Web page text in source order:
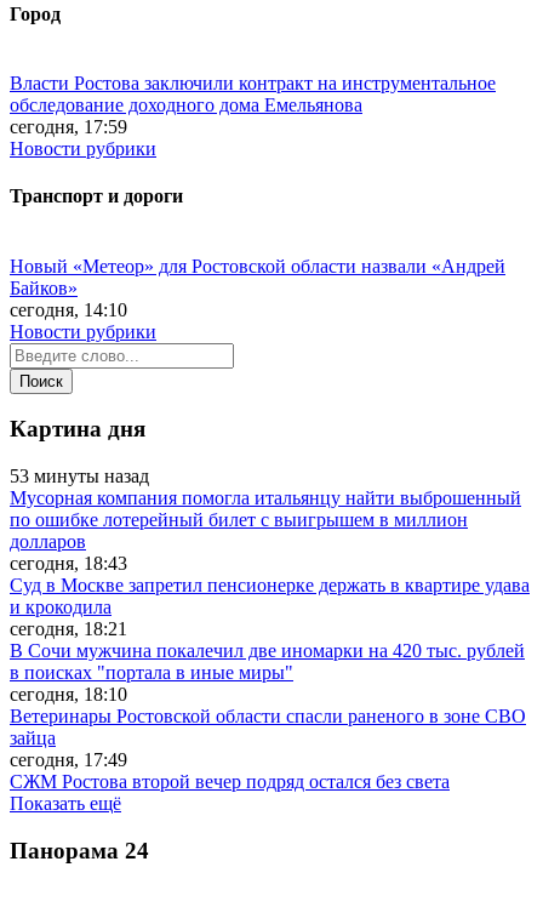
Город
Власти Ростова заключили контракт на инструментальное
обследование доходного дома Емельянова
сегодня, 17:59
Новости рубрики
Транспорт и дороги
Новый «Метеор» для Ростовской области назвали «Андрей
Байков»
сегодня, 14:10
Новости рубрики
Картина дня
53 минуты назад
Мусорная компания помогла итальянцу найти выброшенный
по ошибке лотерейный билет с выигрышем в миллион
долларов
сегодня, 18:43
Суд в Москве запретил пенсионерке держать в квартире удава
и крокодила
сегодня, 18:21
В Сочи мужчина покалечил две иномарки на 420 тыс. рублей
в поисках "портала в иные миры"
сегодня, 18:10
Ветеринары Ростовской области спасли раненого в зоне СВО
зайца
сегодня, 17:49
СЖМ Ростова второй вечер подряд остался без света
Показать ещё
Панорама 24